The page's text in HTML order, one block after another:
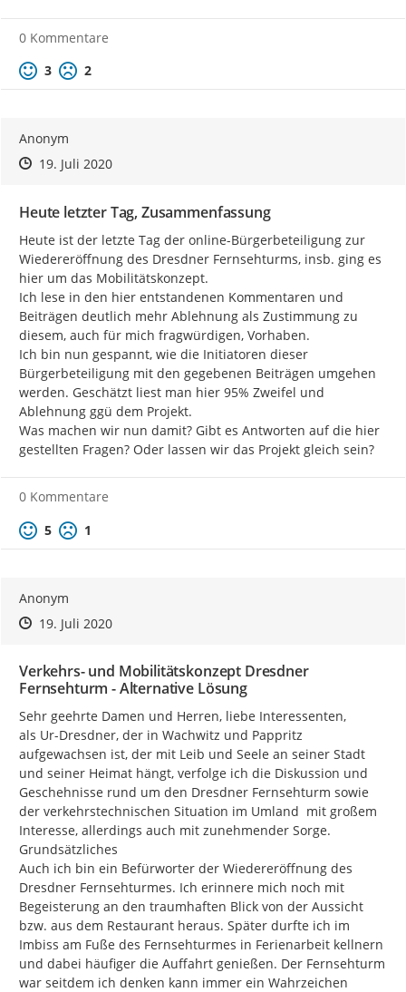
0 Kommentare
Positive Bewertung
3 Negative Bewertung
2
Anonym
Zeitpunkt des Erstellens
Zeitpunkt des Erstellens
19. Juli 2020Zur Äußerung
Heute letzter Tag, Zusammenfassung
Heute ist der letzte Tag der online-Bürgerbeteiligung zur
Wiedereröffnung des Dresdner Fernsehturms, insb. ging es
hier um das Mobilitätskonzept.
Ich lese in den hier entstandenen Kommentaren und
Beiträgen deutlich mehr Ablehnung als Zustimmung zu
diesem, auch für mich fragwürdigen, Vorhaben.
Ich bin nun gespannt, wie die Initiatoren dieser
Bürgerbeteiligung mit den gegebenen Beiträgen umgehen
werden. Geschätzt liest man hier 95% Zweifel und
Ablehnung ggü dem Projekt.
Was machen wir nun damit? Gibt es Antworten auf die hier
gestellten Fragen? Oder lassen wir das Projekt gleich sein?
0 Kommentare
Positive Bewertung
5 Negative Bewertung
1
Anonym
Zeitpunkt des Erstellens
Zeitpunkt des Erstellens
19. Juli 2020Zur Äußerung
Verkehrs- und Mobilitätskonzept Dresdner
Fernsehturm - Alternative Lösung
Sehr geehrte Damen und Herren, liebe Interessenten,
als Ur-Dresdner, der in Wachwitz und Pappritz
aufgewachsen ist, der mit Leib und Seele an seiner Stadt
und seiner Heimat hängt, verfolge ich die Diskussion und
Geschehnisse rund um den Dresdner Fernsehturm sowie
der verkehrstechnischen Situation im Umland  mit großem
Interesse, allerdings auch mit zunehmender Sorge.
Grundsätzliches
Auch ich bin ein Befürworter der Wiedereröffnung des
Dresdner Fernsehturmes. Ich erinnere mich noch mit
Begeisterung an den traumhaften Blick von der Aussicht
bzw. aus dem Restaurant heraus. Später durfte ich im
Imbiss am Fuße des Fernsehturmes in Ferienarbeit kellnern
und dabei häufiger die Auffahrt genießen. Der Fernsehturm
war seitdem ich denken kann immer ein Wahrzeichen